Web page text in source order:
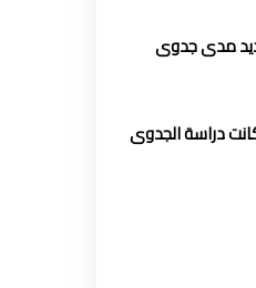
مدى جدوى
دراسة الجدوى